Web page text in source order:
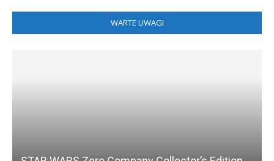
WARTE UWAGI